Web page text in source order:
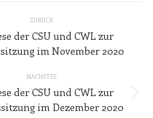
ZURÜCK
Vorheriger
Beitrag:
der CSU und CWL zur
im November 2020
NÄCHSTES
Nächster
Beitrag:
der CSU und CWL zur
im Dezember 2020